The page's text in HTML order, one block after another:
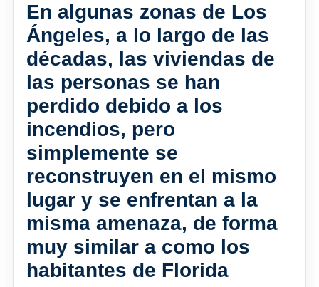
En algunas zonas de Los
Ángeles, a lo largo de las
décadas, las viviendas de
las personas se han
perdido debido a los
incendios, pero
simplemente se
reconstruyen en el mismo
lugar y se enfrentan a la
misma amenaza, de forma
muy similar a como los
habitantes de Florida